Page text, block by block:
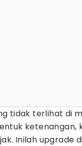
tidak terlihat di
ketenangan,
Inilah upgrade